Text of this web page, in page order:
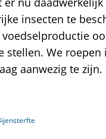
insecten te
stellen. We
aanwezig te zijn.